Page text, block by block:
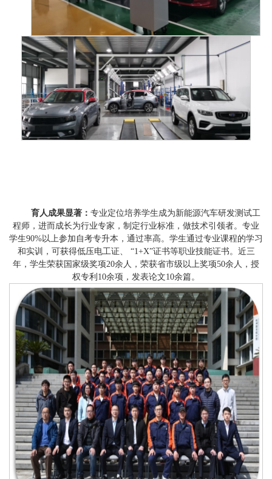
育人成果显著： 专业定位培养学生成为新能源汽车研发测试工
程师，进而成长为行业专家，制定行业标准，做技术引领者。专业
学生90%以上参加自考专升本，通过率高。学生通过专业课程的学习
和实训，可获得低压电工证、 “1+X”证书等职业技能证书。近三
年，学生荣获国家级奖项20余人，荣获省市级 以上奖项50余人，授
权专利1 0余项 ，发表论文10余篇。